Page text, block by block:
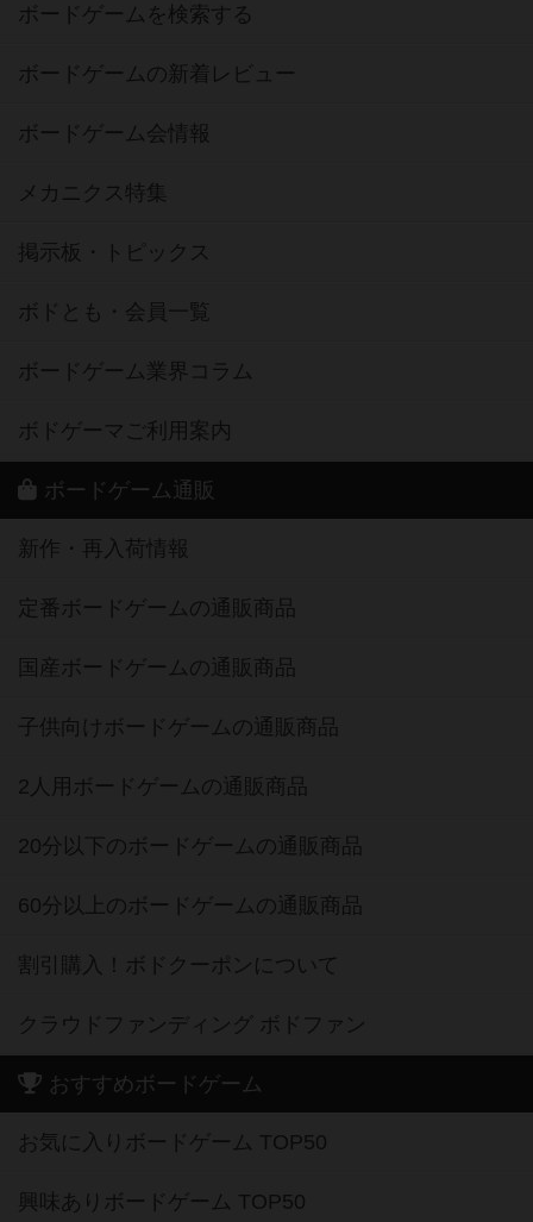
ボードゲームを検索する
ボードゲームの新着レビュー
ボードゲーム会情報
メカニクス特集
掲示板・トピックス
ボドとも・会員一覧
ボードゲーム業界コラム
ボドゲーマご利用案内
ボードゲーム通販
新作・再入荷情報
定番ボードゲームの通販商品
国産ボードゲームの通販商品
子供向けボードゲームの通販商品
2人用ボードゲームの通販商品
20分以下のボードゲームの通販商品
60分以上のボードゲームの通販商品
割引購入！ボドクーポンについて
クラウドファンディング ボドファン
おすすめボードゲーム
お気に入りボードゲーム TOP50
興味ありボードゲーム TOP50